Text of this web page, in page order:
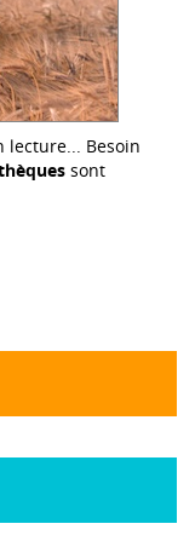
lecture... Besoin
sont